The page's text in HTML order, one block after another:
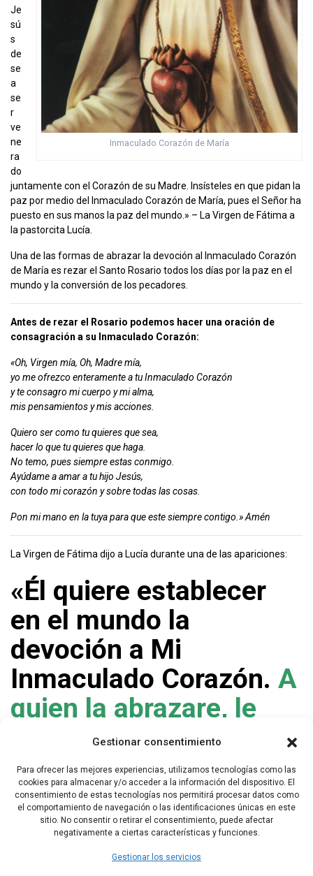
Gestionar consentimiento
Para ofrecer las mejores experiencias, utilizamos tecnologías como las
cookies para almacenar y/o acceder a la información del dispositivo. El
consentimiento de estas tecnologías nos permitirá procesar datos como
el comportamiento de navegación o las identificaciones únicas en este
sitio. No consentir o retirar el consentimiento, puede afectar
negativamente a ciertas características y funciones.
Gestionar los servicios
Inmaculado Corazón de María
Je
sú
s
de
se
a
se
r
ve
ne
ra
do
juntamente con el Corazón de su Madre. Insísteles en que pidan la
paz por medio del Inmaculado Corazón de María, pues el Señor ha
puesto en sus manos la paz del mundo.» – La Virgen de Fátima a
la pastorcita Lucía.
Una de las formas de abrazar la devoción al Inmaculado Corazón
de María es rezar el Santo Rosario todos los días por la paz en el
mundo y la conversión de los pecadores.
Antes de rezar el Rosario podemos hacer una oración de
consagración a su Inmaculado Corazón:
«Oh, Virgen mía, Oh, Madre mía,
yo me ofrezco enteramente a tu Inmaculado Corazón
y te consagro mi cuerpo y mi alma,
mis pensamientos y mis acciones.
Quiero ser como tu quieres que sea,
hacer lo que tu quieres que haga.
No temo, pues siempre estas conmigo.
Ayúdame a amar a tu hijo Jesús,
con todo mi corazón y sobre todas las cosas.
Pon mi mano en la tuya para que este siempre contigo.» Amén
La Virgen de Fátima dijo a Lucía durante una de las apariciones:
«Él quiere establecer
en el mundo la
devoción a Mi
Inmaculado Corazón. A
quien la abrazare, le
prometo la salvación; y
estas almas serán
queridas de Dios como
flores puestas por Mí
para adornar su trono.»